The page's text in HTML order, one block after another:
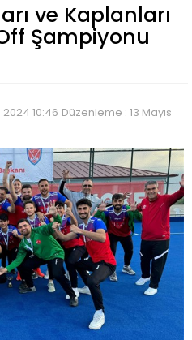
ve Kaplanları
Şampiyonu
2024 10:46 Düzenleme : 13 Mayıs